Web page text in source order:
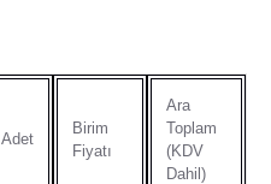
Adet
Birim
Fiyatı
Ara
Toplam
(KDV
Dahil)